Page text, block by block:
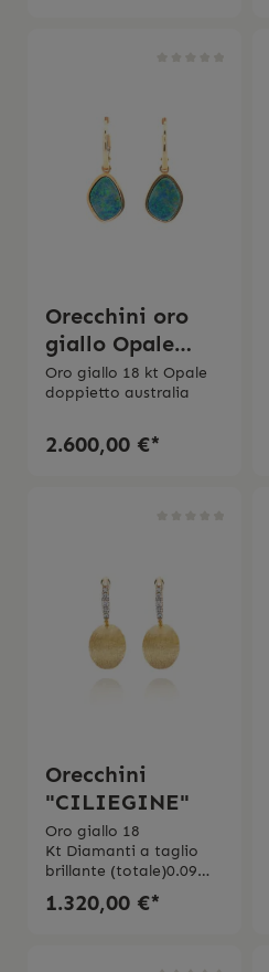
Orecchini oro
giallo Opale
doppietto Ticchi
Gioielli
Oro giallo 18 kt Opale
doppietto australia
2.600,00 €*
Orecchini
"CILIEGINE"
Oro giallo 18
Kt Diamanti a taglio
brillante (totale)0.09
ct Purezza VSColore
GMade in Italy
1.320,00 €*